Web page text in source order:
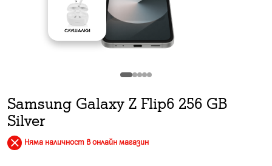
СЛУШАЛКИ
Samsung Galaxy Z Flip6 256 GB
Silver
Няма наличност в онлайн магазин